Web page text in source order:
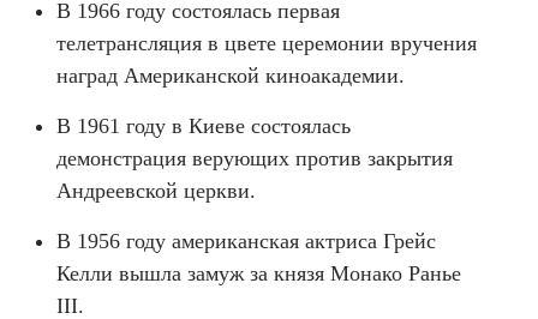
В 1966 году состоялась первая
телетрансляция в цвете церемонии вручения
наград Американской киноакадемии.
В 1961 году в Киеве состоялась
демонстрация верующих против закрытия
Андреевской церкви.
В 1956 году американская актриса Грейс
Келли вышла замуж за князя Монако Ранье
ІІІ.